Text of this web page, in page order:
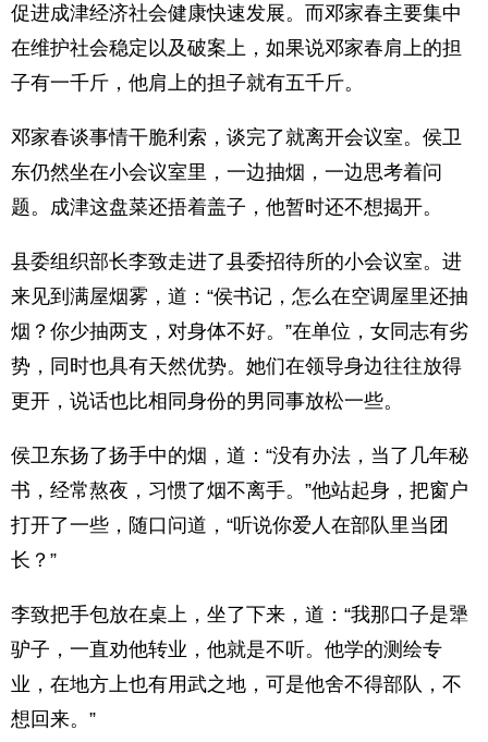
促进成津经济社会健康快速发展。而邓家春主要集中
在维护社会稳定以及破案上，如果说邓家春肩上的担
子有一千斤，他肩上的担子就有五千斤。
邓家春谈事情干脆利索，谈完了就离开会议室。侯卫
东仍然坐在小会议室里，一边抽烟，一边思考着问
题。成津这盘菜还捂着盖子，他暂时还不想揭开。
县委组织部长李致走进了县委招待所的小会议室。进
来见到满屋烟雾，道：“侯书记，怎么在空调屋里还抽
烟？你少抽两支，对身体不好。”在单位，女同志有劣
势，同时也具有天然优势。她们在领导身边往往放得
更开，说话也比相同身份的男同事放松一些。
侯卫东扬了扬手中的烟，道：“没有办法，当了几年秘
书，经常熬夜，习惯了烟不离手。”他站起身，把窗户
打开了一些，随口问道，“听说你爱人在部队里当团
长？”
李致把手包放在桌上，坐了下来，道：“我那口子是犟
驴子，一直劝他转业，他就是不听。他学的测绘专
业，在地方上也有用武之地，可是他舍不得部队，不
想回来。”